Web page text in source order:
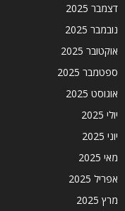
דצמבר 2025
נובמבר 2025
אוקטובר 2025
ספטמבר 2025
אוגוסט 2025
יולי 2025
יוני 2025
מאי 2025
אפריל 2025
מרץ 2025